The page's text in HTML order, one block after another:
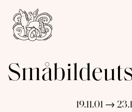
19.11.01 →